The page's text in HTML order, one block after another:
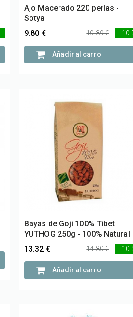
Ajo Macerado 220 perlas -
Sotya
9.80 €
10.89 € -10
Añadir al carro
Bayas de Goji 100% Tibet
YUTHOG 250g - 100% Natural
13.32 €
14.80 € -10
Añadir al carro